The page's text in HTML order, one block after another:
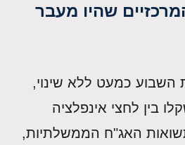
שהיו מעבר
השבוע כמעט ללא שינוי,
בין לחצי אינפלציה
האג"ח הממשלתיות,